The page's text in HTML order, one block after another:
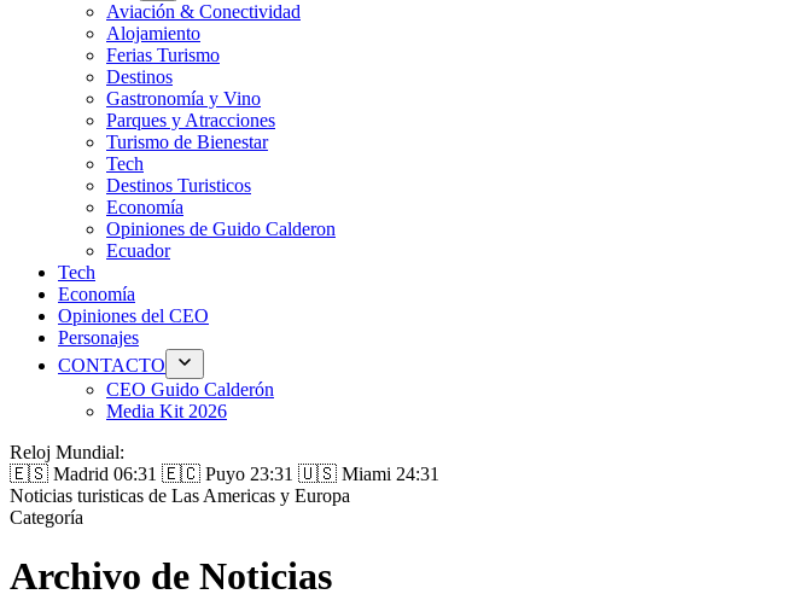
Aviación & Conectividad
Alojamiento
Ferias Turismo
Destinos
Gastronomía y Vino
Parques y Atracciones
Turismo de Bienestar
Tech
Destinos Turisticos
Economía
Opiniones de Guido Calderon
Ecuador
Tech
Economía
Opiniones del CEO
Personajes
CONTACTO
CEO Guido Calderón
Media Kit 2026
Reloj Mundial:
🇪🇸 Madrid 06:31 🇪🇨 Puyo 23:31 🇺🇸 Miami 24:31
Noticias turisticas de Las Americas y Europa
Categoría
Archivo de Noticias